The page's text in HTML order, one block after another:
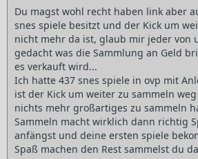
Du magst wohl recht haben link aber
snes spiele besitzt und der Kick um
nicht mehr da ist, glaub mir jeder von
gedacht was die Sammlung an Geld
es verkauft wird...
Ich hatte 437 snes spiele in ovp mit
ist der Kick um weiter zu sammeln
nichts mehr großartiges zu sammeln
Sammeln macht wirklich dann richtig
anfängst und deine ersten spiele
Spaß machen den Rest sammelst du